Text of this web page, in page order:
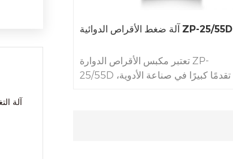
آلة
آلة ضغط الأقراص الدوائية ZP-25/55D
تعتبر مكبس الأقراص الدوارة ZP-
25/55D تقدمًا كبيرًا في صناعة الأدوية،